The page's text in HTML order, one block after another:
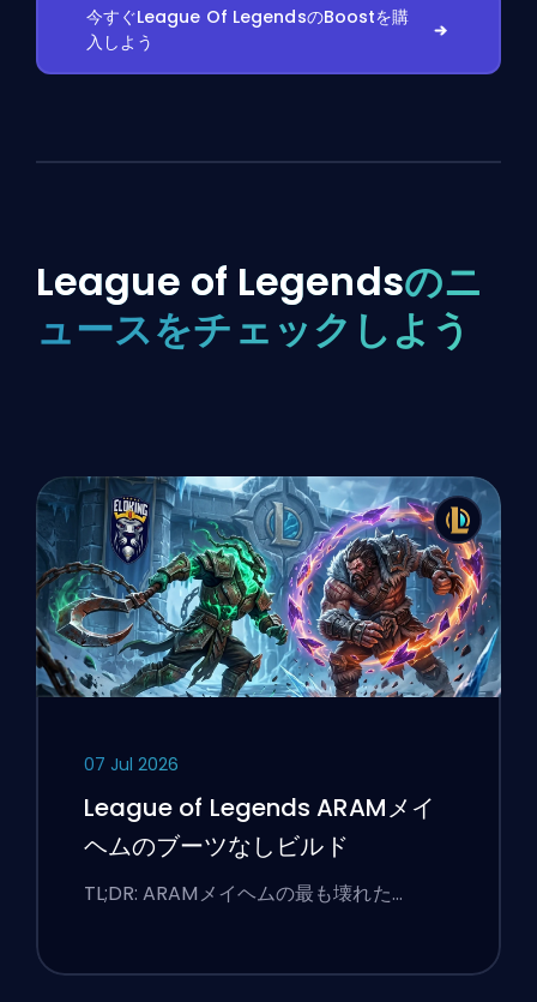
今すぐLeague Of LegendsのBoostを購
入しよう
League of Legendsのニ
ュースをチェックしよう
07 Jul 2026
League of Legends ARAMメイ
ヘムのブーツなしビルド
TL;DR: ARAMメイヘムの最も壊れた…